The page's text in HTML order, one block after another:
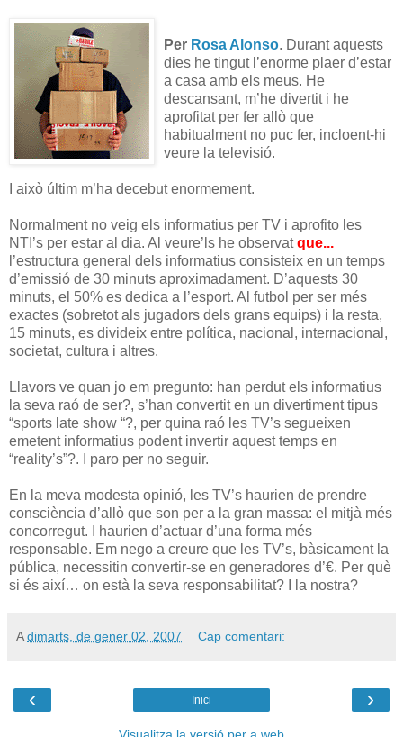
Per Rosa Alonso. Durant aquests
dies he tingut l’enorme plaer d’estar
a casa amb els meus. He
descansant, m’he divertit i he
aprofitat per fer allò que
habitualment no puc fer, incloent-hi
veure la televisió.
I això últim m’ha decebut enormement.
Normalment no veig els informatius per TV i aprofito les
NTI’s per estar al dia. Al veure’ls he observatque...
l’estructura general dels informatius consisteix en un temps
d’emissió de 30 minuts aproximadament. D’aquests 30
minuts, el 50% es dedica a l’esport. Al futbol per ser més
exactes (sobretot als jugadors dels grans equips) i la resta,
15 minuts, es divideix entre política, nacional, internacional,
societat, cultura i altres.
Llavors ve quan jo em pregunto: han perdut els informatius
la seva raó de ser?, s’han convertit en un divertiment tipus
“sports late show “?, per quina raó les TV’s segueixen
emetent informatius podent invertir aquest temps en
“reality’s”?. I paro per no seguir.
En la meva modesta opinió, les TV’s haurien de prendre
consciència d’allò que son per a la gran massa: el mitjà més
concorregut. I haurien d’actuar d’una forma més
responsable. Em nego a creure que les TV’s, bàsicament la
pública, necessitin convertir-se en generadores d’€. Per què
si és així… on està la seva responsabilitat? I la nostra?
Adimarts, de gener 02, 2007 Cap comentari:
‹ ›
Inici